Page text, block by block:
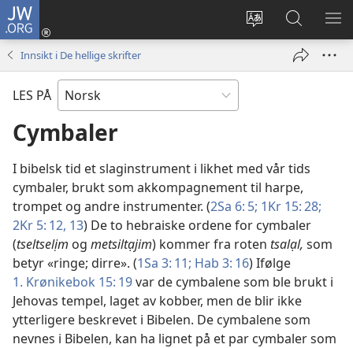
JW.ORG
Endre
Logg
inn
vindu)
Søk
på
JW.ORG
VIS
Innsikt i De hellige skrifter
LES PÅ
Cymbaler
I bibelsk tid et slaginstrument i likhet med vår tids
cymbaler, brukt som akkompagnement til harpe,
trompet og andre instrumenter. (2Sa 6: 5; 1Kr 15: 28;
2Kr 5: 12, 13) De to hebraiske ordene for cymbaler
(tseltselịm og metsiltạjim) kommer fra roten tsalạl, som
betyr «ringe; dirre». (1Sa 3: 11; Hab 3: 16) Ifølge
1. Krønikebok 15: 19var de cymbalene som ble brukt i
Jehovas tempel, laget av kobber, men de blir ikke
ytterligere beskrevet i Bibelen. De cymbalene som
nevnes i Bibelen, kan ha lignet på et par cymbaler som